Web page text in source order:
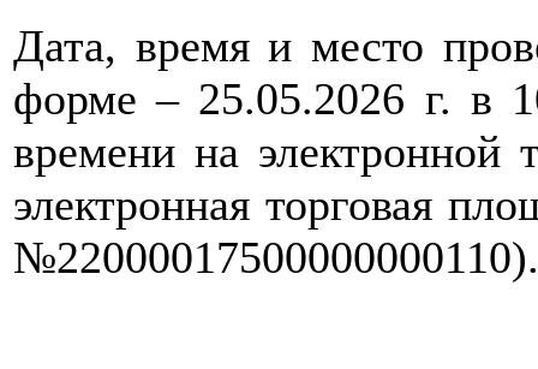
Дата, время и место
форме – 25.05.2026 г. в
времени на
электронная торговая
№22000017500000000110).